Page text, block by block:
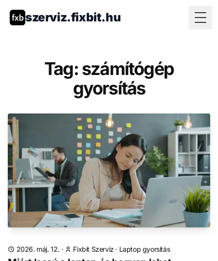
szerviz.fixbit.hu
Tag: számítógép
gyorsítás
2026. máj. 12. · Fixbit Szerviz · Laptop gyorsítás